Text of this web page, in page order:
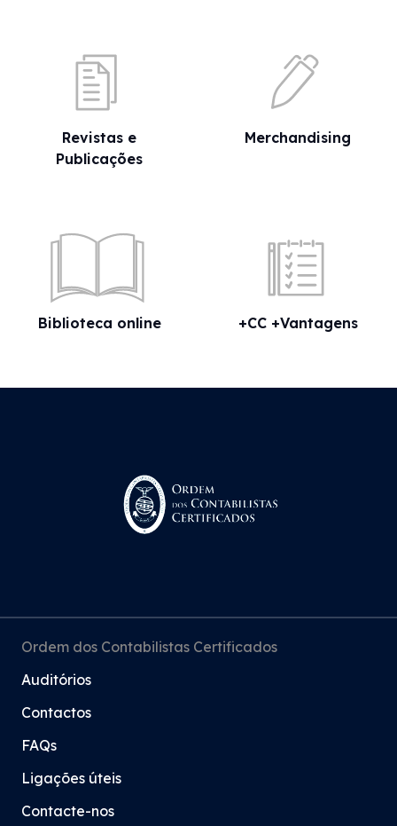
Revistas e
Publicações
Merchandising
Biblioteca online +CC +Vantagens
Ordem dos Contabilistas Certificados
Auditórios
Contactos
FAQs
Ligações úteis
Contacte-nos